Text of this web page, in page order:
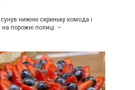
нижню скриньку комода і
порожні полиці. –